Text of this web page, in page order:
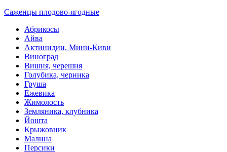
Саженцы плодово-ягодные
Абрикосы
Айва
Актинидии, Мини-Киви
Виноград
Вишня, черешня
Голубика, черника
Груша
Ежевика
Жимолость
Земляника, клубника
Йошта
Крыжовник
Малина
Персики